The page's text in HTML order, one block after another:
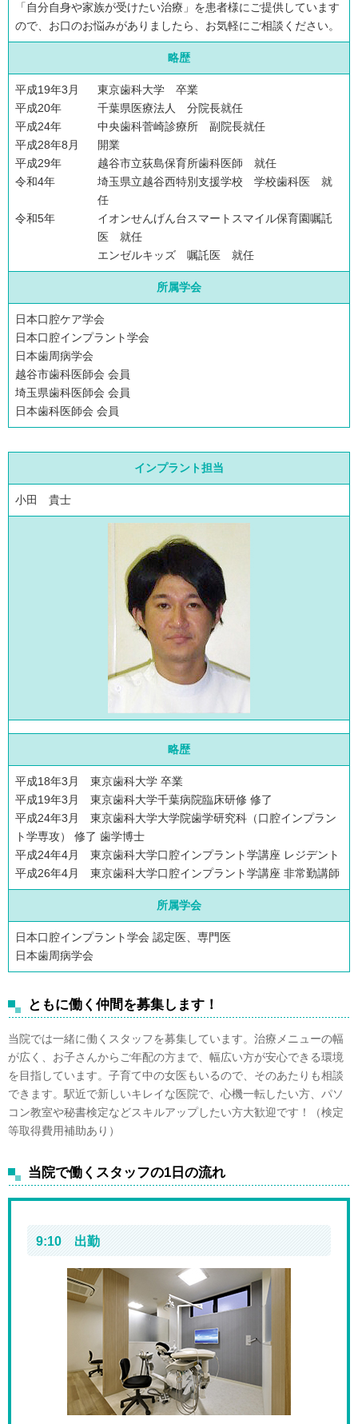
「自分自身や家族が受けたい治療」を患者様にご提供しています
ので、お口のお悩みがありましたら、お気軽にご相談ください。
略歴
平成19年3月
東京歯科大学 卒業
平成20年
千葉県医療法人 分院長就任
平成24年
中央歯科菅崎診療所 副院長就任
平成28年8月
開業
平成29年
越谷市立荻島保育所歯科医師 就任
令和4年
埼玉県立越谷西特別支援学校 学校歯科医 就
任
令和5年
イオンせんげん台スマートスマイル保育園嘱託
医 就任
エンゼルキッズ 嘱託医 就任
所属学会
日本口腔ケア学会
日本口腔インプラント学会
日本歯周病学会
越谷市歯科医師会 会員
埼玉県歯科医師会 会員
日本歯科医師会 会員
インプラント担当
小田 貴士
略歴
平成18年3月 東京歯科大学 卒業
平成19年3月 東京歯科大学千葉病院臨床研修 修了
平成24年3月 東京歯科大学大学院歯学研究科（口腔インプラン
ト学専攻） 修了 歯学博士
平成24年4月 東京歯科大学口腔インプラント学講座 レジデント
平成26年4月 東京歯科大学口腔インプラント学講座 非常勤講師
所属学会
日本口腔インプラント学会 認定医、専門医
日本歯周病学会
ともに働く仲間を募集します！
当院では一緒に働くスタッフを募集しています。治療メニューの幅
が広く、お子さんからご年配の方まで、幅広い方が安心できる環境
を目指しています。子育て中の女医もいるので、そのあたりも相談
できます。駅近で新しいキレイな医院で、心機一転したい方、パソ
コン教室や秘書検定などスキルアップしたい方大歓迎です！（検定
等取得費用補助あり）
当院で働くスタッフの1日の流れ
9:10 出勤